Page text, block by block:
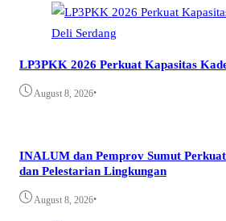
LP3PKK 2026 Perkuat Kapasitas
August 8, 2026•
INALUM dan Pemprov Sumut
dan Pelestarian Lingkungan
August 8, 2026•